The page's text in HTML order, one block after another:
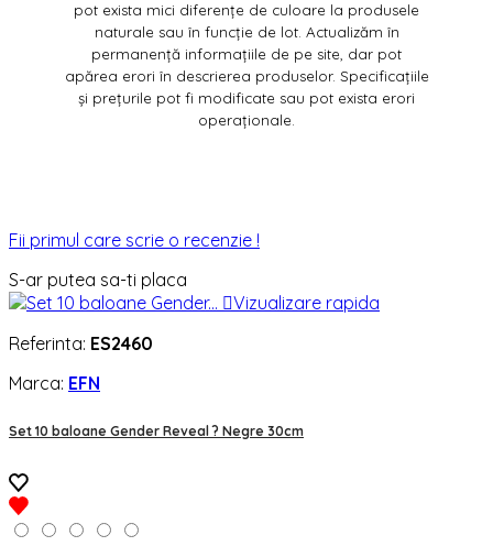
pot exista mici diferențe de culoare la produsele
naturale sau în funcție de lot. Actualizăm în
permanență informațiile de pe site, dar pot
apărea erori în descrierea produselor. Specificațiile
și prețurile pot fi modificate sau pot exista erori
operaționale.
Fii primul care scrie o recenzie !
S-ar putea sa-ti placa
Vizualizare rapida
Referinta: ES2460
Marca: EFN
Set 10 baloane Gender Reveal ? Negre 30cm